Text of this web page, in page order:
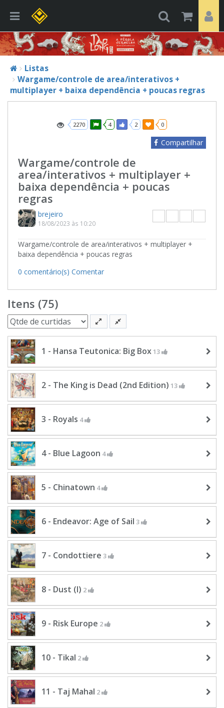
Listas
Wargame/controle de area/interativos +
multiplayer + baixa dependência + poucas regras
2270 4 2 0
Compartilhar
Wargame/controle de
area/interativos + multiplayer +
baixa dependência + poucas
regras
brejeiro
18/08/2023 às 10:20
Wargame/controle de area/interativos + multiplayer +
baixa dependência + poucas regras
0 comentário(s) Comentar
Itens (75)
1 - Hansa Teutonica: Big Box 13
2 - The King is Dead (2nd Edition) 13
3 - Royals 4
4 - Blue Lagoon 4
5 - Chinatown 4
6 - Endeavor: Age of Sail 3
7 - Condottiere 3
8 - Dust (I) 2
9 - Risk Europe 2
10 - Tikal 2
11 - Taj Mahal 2